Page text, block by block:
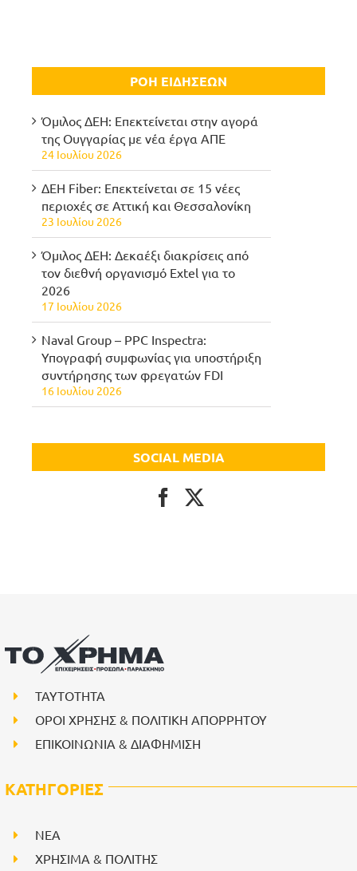
ΡΟΗ ΕΙΔΗΣΕΩΝ
Όμιλος ΔΕΗ: Επεκτείνεται στην αγορά
της Ουγγαρίας με νέα έργα ΑΠΕ
24 Ιουλίου 2026
ΔΕΗ Fiber: Επεκτείνεται σε 15 νέες
περιοχές σε Αττική και Θεσσαλονίκη
23 Ιουλίου 2026
Όμιλος ΔΕΗ: Δεκαέξι διακρίσεις από
τον διεθνή οργανισμό Extel για το
2026
17 Ιουλίου 2026
Naval Group – PPC Inspectra:
Υπογραφή συμφωνίας για υποστήριξη
συντήρησης των φρεγατών FDI
16 Ιουλίου 2026
SOCIAL MEDIA
ΤΑΥΤΟΤΗΤΑ
ΟΡΟΙ ΧΡΗΣΗΣ & ΠΟΛΙΤΙΚΗ ΑΠΟΡΡΗΤΟΥ
ΕΠΙΚΟΙΝΩΝΙΑ & ΔΙΑΦΗΜΙΣΗ
ΚΑΤΗΓΟΡΙΕΣ
NEA
ΧΡΗΣΙΜΑ & ΠΟΛΙΤΗΣ